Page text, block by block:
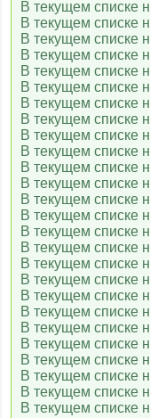
В текущем списке
В текущем списке
В текущем списке
В текущем списке
В текущем списке
В текущем списке
В текущем списке
В текущем списке
В текущем списке
В текущем списке
В текущем списке
В текущем списке
В текущем списке
В текущем списке
В текущем списке
В текущем списке
В текущем списке
В текущем списке
В текущем списке
В текущем списке
В текущем списке
В текущем списке
В текущем списке
В текущем списке
В текущем списке
В текущем списке